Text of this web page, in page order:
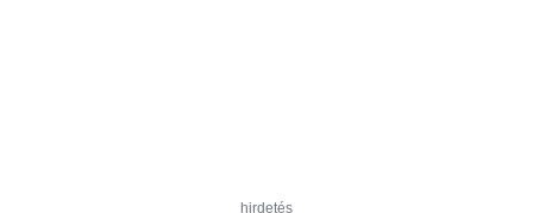
hirdetés